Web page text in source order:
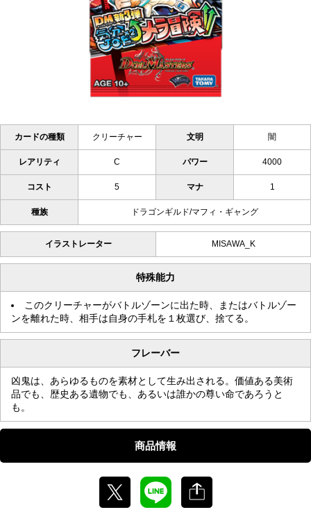
カードの種類 クリーチャー 文明 闇
レアリティ C パワー 4000
コスト 5 マナ 1
種族 ドラゴンギルド/マフィ・ギャング
イラストレーター MISAWA_K
特殊能力
このクリーチャーがバトルゾーンに出た時、またはバトルゾー
ンを離れた時、相手は自身の手札を１枚選び、捨てる。
フレーバー
凶鬼は、あらゆるものを素材として生み出される。価値ある美術
品でも、歴史ある遺物でも、あるいは誰かの尊い命であろうと
も。
商品情報